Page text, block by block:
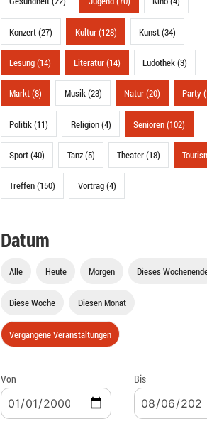
Konzert (27) Kultur (128) Kunst (34)
Lesung (14) Literatur (14) Ludothek (3)
Markt (8) Musik (23) Natur (20) Party
Politik (11) Religion (4) Senioren (102)
Sport (40) Tanz (5) Theater (18)
Treffen (150) Vortrag (4)
Datum
Alle Heute Morgen Dieses
Diese Woche Diesen Monat
Vergangene Veranstaltungen
Von Bis